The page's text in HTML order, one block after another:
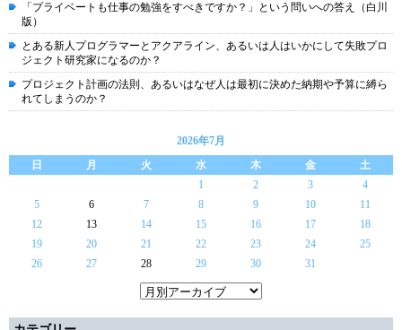
「プライベートも仕事の勉強をすべきですか？」という問いへの答え（白川
版）
とある新人プログラマーとアクアライン、あるいは人はいかにして失敗プロ
ジェクト研究家になるのか？
プロジェクト計画の法則、あるいはなぜ人は最初に決めた納期や予算に縛ら
れてしまうのか？
2026年7月
日
月 火 水 木 金
土
1
2 3
4
5
6 7 8 9 10
11
12
13 14 15 16 17
18
19
20 21 22 23 24
25
26
27 28 29 30 31